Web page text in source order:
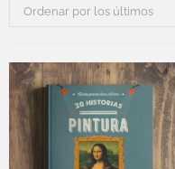
Ordenar por los últimos